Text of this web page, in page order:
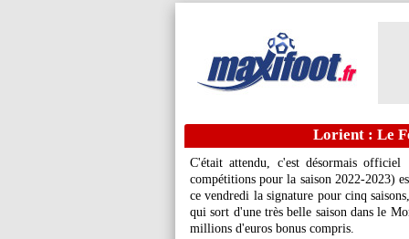
Lorient : Le
C'était attendu, c'est désormais
compétitions pour la saison 2022-2023)
ce vendredi la signature pour cinq
qui sort d'une très belle saison dans le
millions d'euros bonus compris.